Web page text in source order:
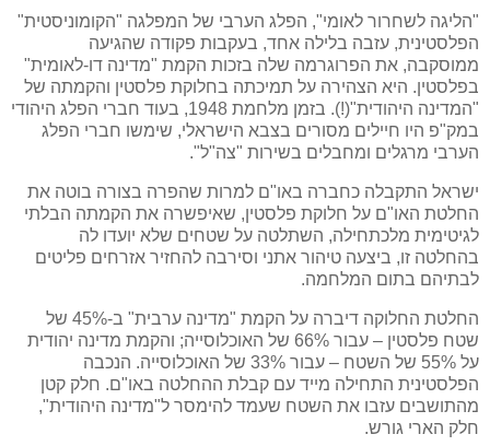
"הליגה לשחרור לאומי", הפלג הערבי של המפלגה "הקומוניסטית"
הפלסטינית, עזבה בלילה אחד, בעקבות פקודה שהגיעה
ממוסקבה, את הפרוגרמה שלה בזכות הקמת "מדינה דו-לאומית"
בפלסטין. היא הצהירה על תמיכתה בחלוקת פלסטין והקמתה של
"המדינה היהודית"(!). בזמן מלחמת 1948, בעוד חברי הפלג היהודי
במק"פ היו חיילים מסורים בצבא הישראלי, שימשו חברי הפלג
הערבי מרגלים ומחבלים בשירות "צה"ל".
ישראל התקבלה כחברה באו"ם למרות שהפרה בצורה בוטה את
החלטת האו"ם על חלוקת פלסטין, שאיפשרה את הקמתה הבלתי
לגיטימית מלכתחילה, השתלטה על שטחים שלא יועדו לה
בהחלטה זו, ביצעה טיהור אתני וסירבה להחזיר אזרחים פליטים
לבתיהם בתום המלחמה.
החלטת החלוקה דיברה על הקמת "מדינה ערבית" ב-45% של
שטח פלסטין – עבור 66% של האוכלוסייה; והקמת מדינה יהודית
על 55% של השטח – עבור 33% של האוכלוסייה. הנכבה
הפלסטינית התחילה מייד עם קבלת ההחלטה באו"ם. חלק קטן
מהתושבים עזבו את השטח שעמד להימסר ל"מדינה היהודית",
חלק הארי גורש.